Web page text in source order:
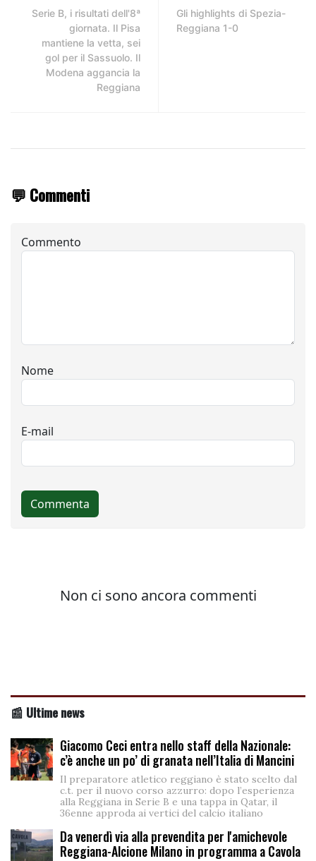
Serie B, i risultati dell'8ª
giornata. Il Pisa
mantiene la vetta, sei
gol per il Sassuolo. Il
Modena aggancia la
Reggiana
Gli highlights di Spezia-
Reggiana 1-0
💬 Commenti
📰 Ultime news
Giacomo Ceci entra nello staff della Nazionale:
c’è anche un po’ di granata nell’Italia di Mancini
Il preparatore atletico reggiano è stato scelto dal
c.t. per il nuovo corso azzurro: dopo l’esperienza
alla Reggiana in Serie B e una tappa in Qatar, il
36enne approda ai vertici del calcio italiano
Da venerdì via alla prevendita per l'amichevole
Reggiana-Alcione Milano in programma a Cavola